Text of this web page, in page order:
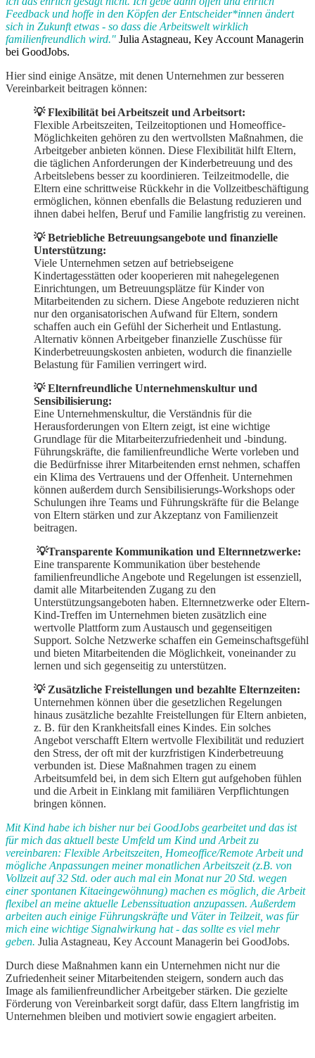
Feedback und hoffe in den Köpfen der Entscheider*innen ändert
sich in Zukunft etwas - so dass die Arbeitswelt wirklich
familienfreundlich wird." Julia Astagneau, Key Account Managerin
bei GoodJobs.
Hier sind einige Ansätze, mit denen Unternehmen zur besseren
Vereinbarkeit beitragen können:
💡 Flexibilität bei Arbeitszeit und Arbeitsort:
Flexible Arbeitszeiten, Teilzeitoptionen und Homeoffice-
Möglichkeiten gehören zu den wertvollsten Maßnahmen, die
Arbeitgeber anbieten können. Diese Flexibilität hilft Eltern,
die täglichen Anforderungen der Kinderbetreuung und des
Arbeitslebens besser zu koordinieren. Teilzeitmodelle, die
Eltern eine schrittweise Rückkehr in die Vollzeitbeschäftigung
ermöglichen, können ebenfalls die Belastung reduzieren und
ihnen dabei helfen, Beruf und Familie langfristig zu vereinen.
💡 Betriebliche Betreuungsangebote und finanzielle
Unterstützung:
Viele Unternehmen setzen auf betriebseigene
Kindertagesstätten oder kooperieren mit nahegelegenen
Einrichtungen, um Betreuungsplätze für Kinder von
Mitarbeitenden zu sichern. Diese Angebote reduzieren nicht
nur den organisatorischen Aufwand für Eltern, sondern
schaffen auch ein Gefühl der Sicherheit und Entlastung.
Alternativ können Arbeitgeber finanzielle Zuschüsse für
Kinderbetreuungskosten anbieten, wodurch die finanzielle
Belastung für Familien verringert wird.
💡 Elternfreundliche Unternehmenskultur und
Sensibilisierung:
Eine Unternehmenskultur, die Verständnis für die
Herausforderungen von Eltern zeigt, ist eine wichtige
Grundlage für die Mitarbeiterzufriedenheit und -bindung.
Führungskräfte, die familienfreundliche Werte vorleben und
die Bedürfnisse ihrer Mitarbeitenden ernst nehmen, schaffen
ein Klima des Vertrauens und der Offenheit. Unternehmen
können außerdem durch Sensibilisierungs-Workshops oder
Schulungen ihre Teams und Führungskräfte für die Belange
von Eltern stärken und zur Akzeptanz von Familienzeit
beitragen.
💡Transparente Kommunikation und Elternnetzwerke:
Eine transparente Kommunikation über bestehende
familienfreundliche Angebote und Regelungen ist essenziell,
damit alle Mitarbeitenden Zugang zu den
Unterstützungsangeboten haben. Elternnetzwerke oder Eltern-
Kind-Treffen im Unternehmen bieten zusätzlich eine
wertvolle Plattform zum Austausch und gegenseitigen
Support. Solche Netzwerke schaffen ein Gemeinschaftsgefühl
und bieten Mitarbeitenden die Möglichkeit, voneinander zu
lernen und sich gegenseitig zu unterstützen.
💡 Zusätzliche Freistellungen und bezahlte Elternzeiten:
Unternehmen können über die gesetzlichen Regelungen
hinaus zusätzliche bezahlte Freistellungen für Eltern anbieten,
z. B. für den Krankheitsfall eines Kindes. Ein solches
Angebot verschafft Eltern wertvolle Flexibilität und reduziert
den Stress, der oft mit der kurzfristigen Kinderbetreuung
verbunden ist. Diese Maßnahmen tragen zu einem
Arbeitsumfeld bei, in dem sich Eltern gut aufgehoben fühlen
und die Arbeit in Einklang mit familiären Verpflichtungen
bringen können.
Mit Kind habe ich bisher nur bei GoodJobs gearbeitet und das ist
für mich das aktuell beste Umfeld um Kind und Arbeit zu
vereinbaren: Flexible Arbeitszeiten, Homeoffice/Remote Arbeit und
mögliche Anpassungen meiner monatlichen Arbeitszeit (z.B. von
Vollzeit auf 32 Std. oder auch mal ein Monat nur 20 Std. wegen
einer spontanen Kitaeingewöhnung) machen es möglich, die Arbeit
flexibel an meine aktuelle Lebenssituation anzupassen. Außerdem
arbeiten auch einige Führungskräfte und Väter in Teilzeit, was für
mich eine wichtige Signalwirkung hat - das sollte es viel mehr
geben. Julia Astagneau, Key Account Managerin bei GoodJobs.
Durch diese Maßnahmen kann ein Unternehmen nicht nur die
Zufriedenheit seiner Mitarbeitenden steigern, sondern auch das
Image als familienfreundlicher Arbeitgeber stärken. Die gezielte
Förderung von Vereinbarkeit sorgt dafür, dass Eltern langfristig im
Unternehmen bleiben und motiviert sowie engagiert arbeiten.